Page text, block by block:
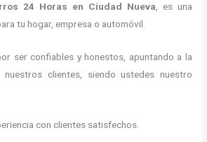
24 Horas en Ciudad Nueva, es una
tu hogar, empresa o automóvil.
ser confiables y honestos, apuntando a la
clientes, siendo ustedes nuestro
con clientes satisfechos.